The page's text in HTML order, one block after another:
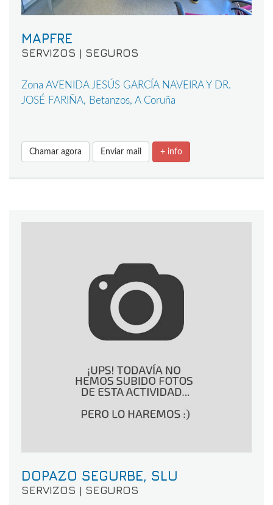
MAPFRE
SERVIZOS | SEGUROS
Zona AVENIDA JESÚS GARCÍA NAVEIRA Y DR.
JOSÉ FARIÑA, Betanzos, A Coruña
Chamar agora Enviar mail + info
DOPAZO SEGURBE, SLU
SERVIZOS | SEGUROS